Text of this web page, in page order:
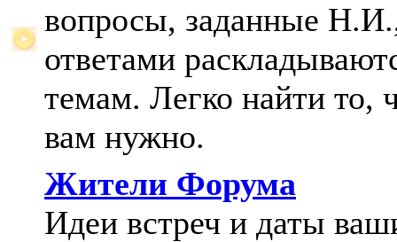
вопросы, заданные
ответами
темам. Легко найти то,
вам нужно.
Жители Форума
Идеи встреч и даты